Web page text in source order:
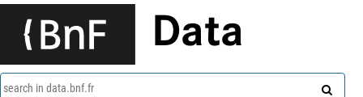
Data
search in data.bnf.fr